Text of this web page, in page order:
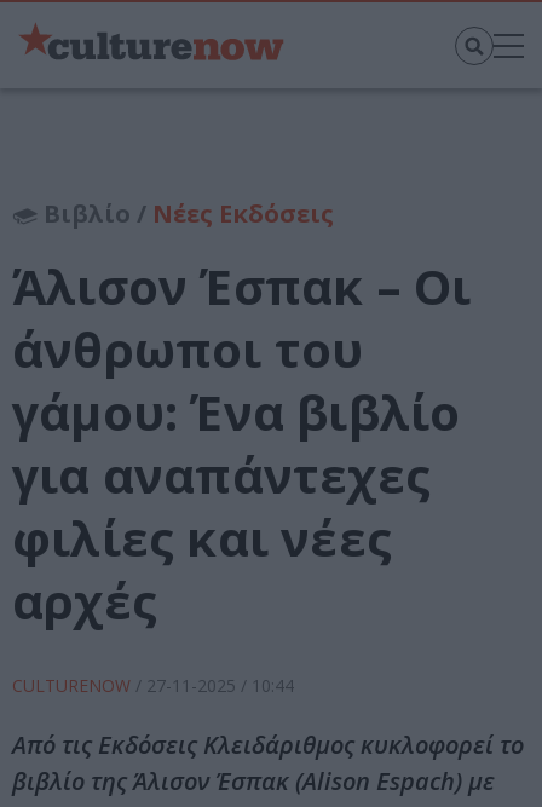
Βιβλίο / Νέες Εκδόσεις
Άλισον Έσπακ – Οι
άνθρωποι του
γάμου: Ένα βιβλίο
για αναπάντεχες
φιλίες και νέες
αρχές
CULTURENOW / 27-11-2025 / 10:44
Από τις Εκδόσεις Κλειδάριθμος κυκλοφορεί το
βιβλίο της Άλισον Έσπακ (Alison Espach) με